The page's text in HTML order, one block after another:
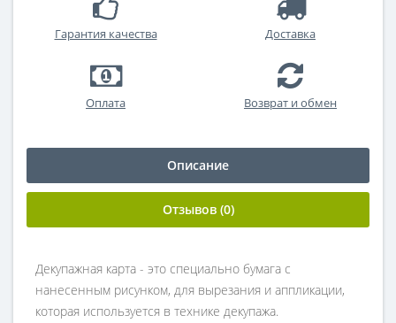
Гарантия качества Доставка
Оплата Возврат и обмен
Описание
Отзывов (0)
Декупажная карта - это специально бумага с
нанесенным рисунком, для вырезания и аппликации,
которая используется в технике декупажа.